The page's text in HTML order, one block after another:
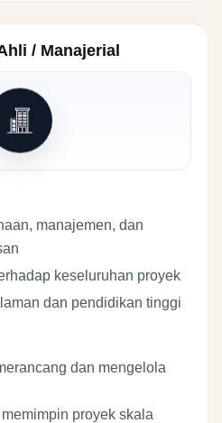
/ Manajerial
manajemen, dan
keseluruhan proyek
dan pendidikan tinggi
dan mengelola
proyek skala